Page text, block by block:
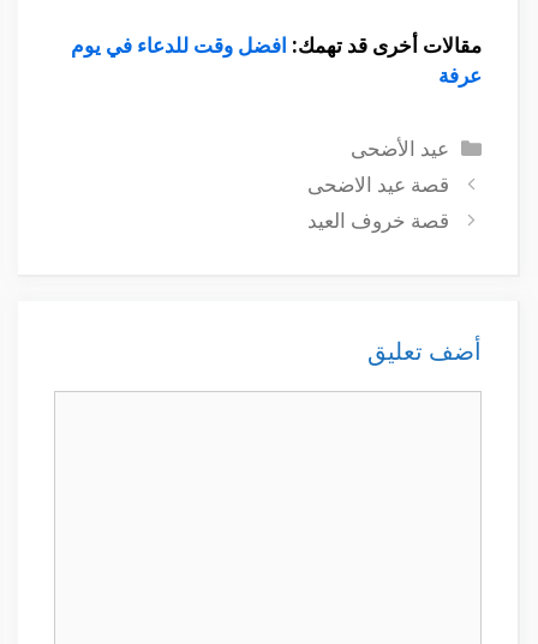
مقالات أخرى قد تهمك: افضل وقت للدعاء في يوم
عرفة
التصنيفات
عيد الأضحى
قصة عيد الاضحى
قصة خروف العيد
أضف تعليق